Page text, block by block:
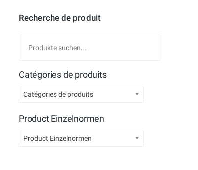
Recherche de produit
Catégories de produits
Catégories de produits
Product Einzelnormen
Product Einzelnormen